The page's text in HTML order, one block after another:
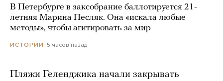
В Петербурге в заксобрание баллотируется 21-
летняя Марина Песляк. Она «искала любые
методы», чтобы агитировать за мир
ИСТОРИИ 5 часов назад
Пляжи Геленджика начали закрывать